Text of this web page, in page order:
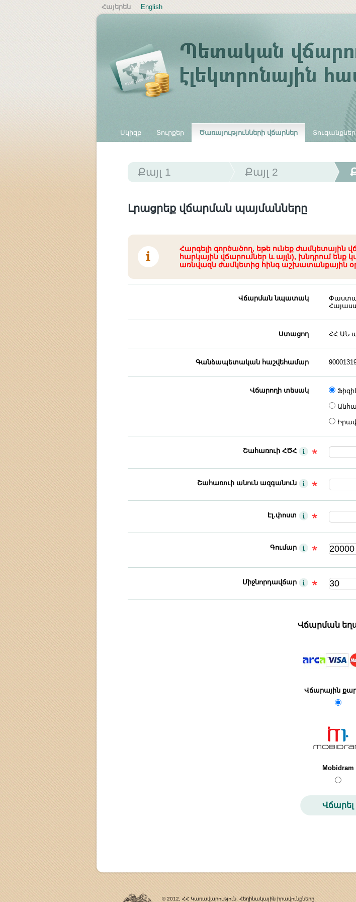
Հայերեն English
Սկիզբ Տուրքեր Ծառայությունների վճարներ Տուգանքներ
Քայլ 1 Քայլ 2
Լրացրեք վճարման պայմանները
Հարգելի գործածող, եթե ունեք ժամկետային
հարկային վճարումներ և այլն), խնդրում
առնվազն ժամկետից հինգ աշխատանքային
Վճարման նպատակ
Ստացող ՀՀ ԱՆ
Գանձապետական հաշվեհամար
Վճարողի տեսակ
Շահառուի ՀԾՀ
Շահառուի անուն ազգանուն
Էլ.փոստ
Գումար
Միջնորդավճար
Վճարման
Վճարային
Mobidram
Վճարել
© 2012, ՀՀ Կառավարություն, Հեղինակային իրավունքները